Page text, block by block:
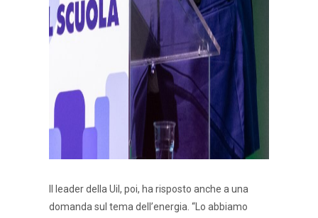
Il leader della Uil, poi, ha risposto anche a una
domanda sul tema dell’energia. “Lo abbiamo